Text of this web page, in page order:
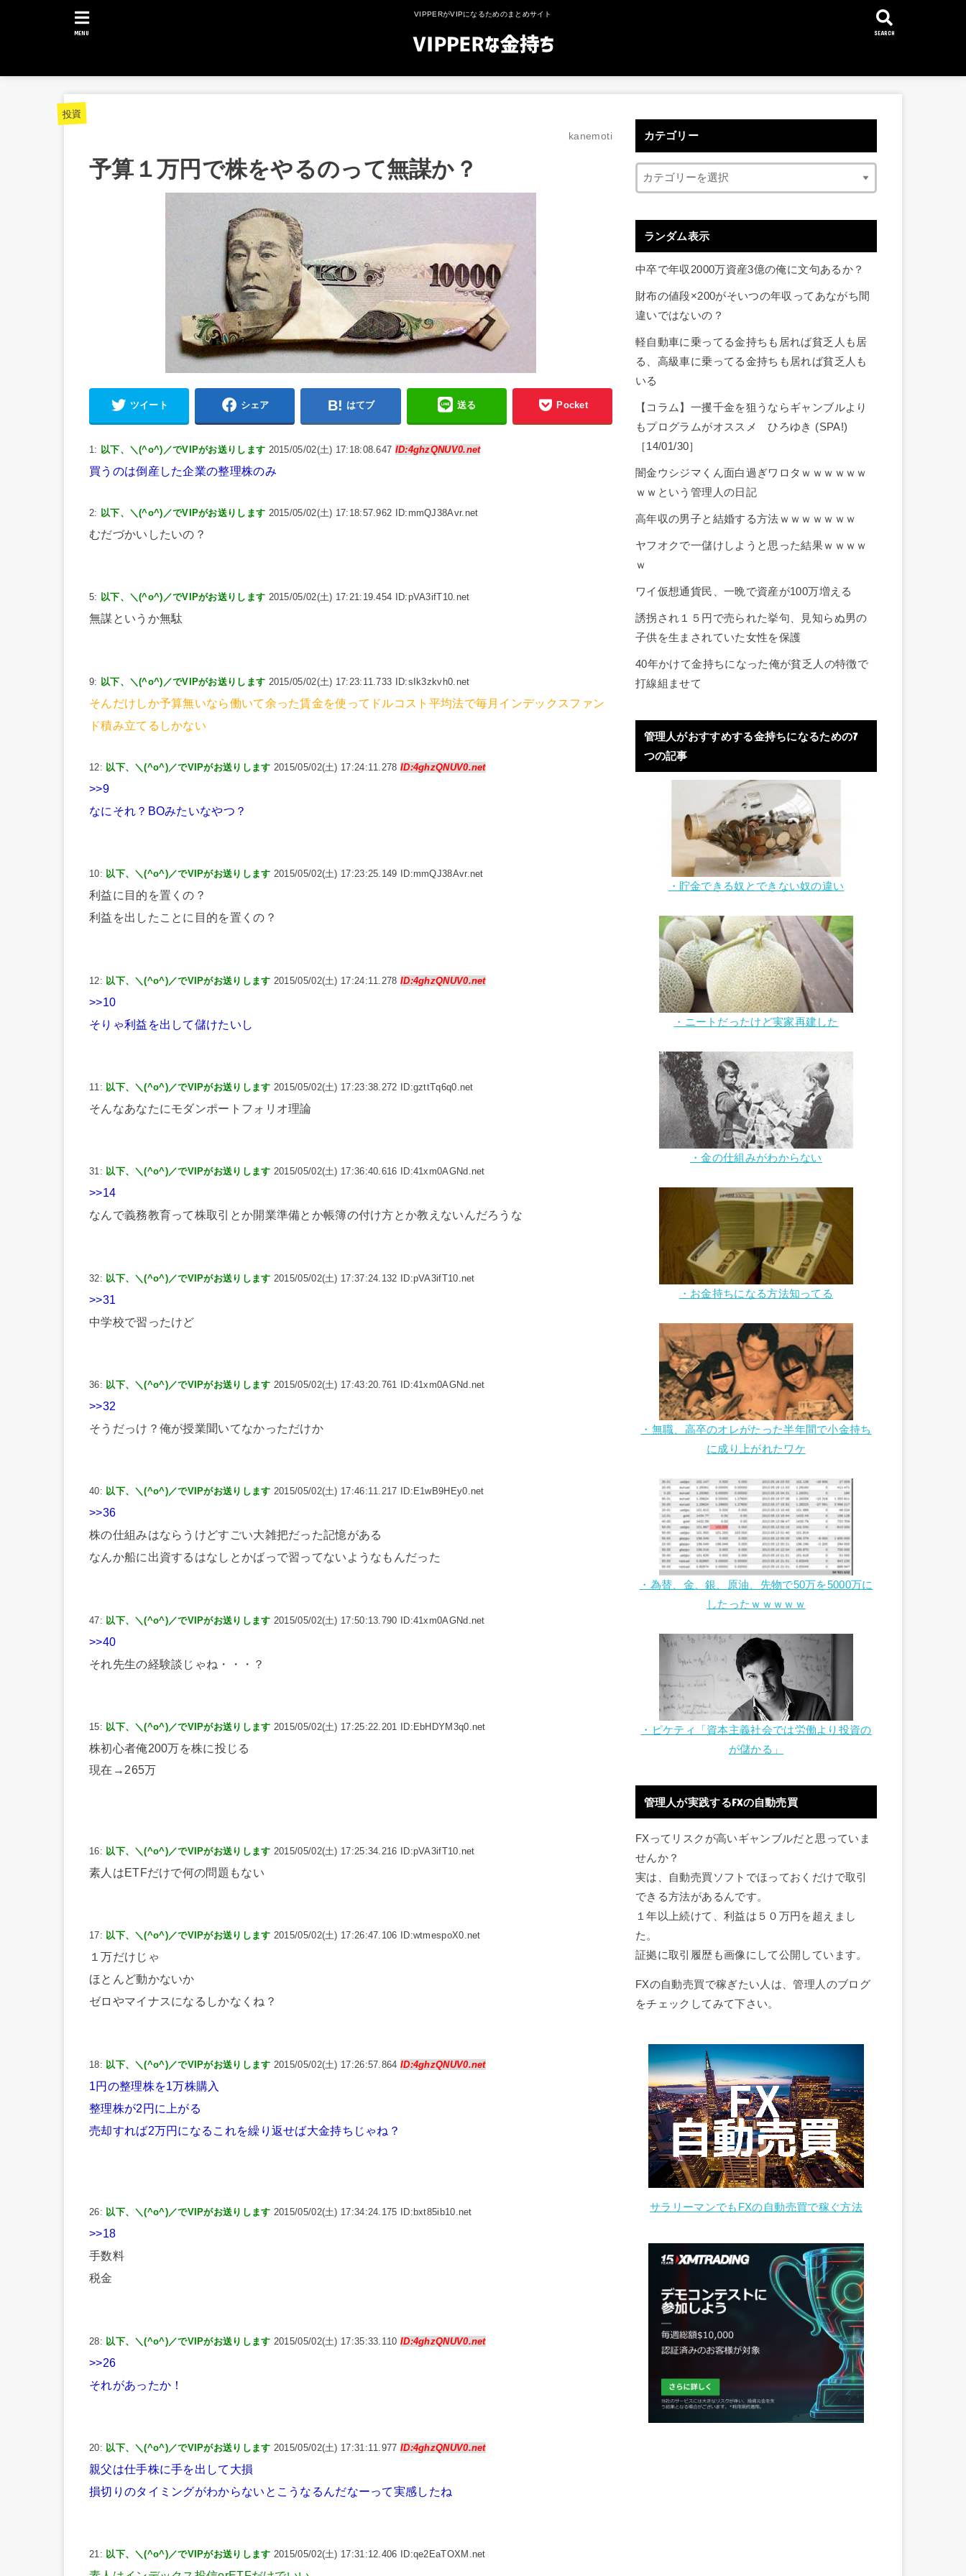
VIPPERがVIPになるためのまとめサイト
SEARCH
MENU
投資
kanemoti
予算１万円で株をやるのって無謀か？
ツイート シェア はてブ 送る Pocket
1: 以下、＼(^o^)／でVIPがお送りします 2015/05/02(土) 17:18:08.647 ID:4ghzQNUV0.net
買うのは倒産した企業の整理株のみ
2: 以下、＼(^o^)／でVIPがお送りします 2015/05/02(土) 17:18:57.962 ID:mmQJ38Avr.net
むだづかいしたいの？
5: 以下、＼(^o^)／でVIPがお送りします 2015/05/02(土) 17:21:19.454 ID:pVA3ifT10.net
無謀というか無駄
9: 以下、＼(^o^)／でVIPがお送りします 2015/05/02(土) 17:23:11.733 ID:sIk3zkvh0.net
そんだけしか予算無いなら働いて余った賃金を使ってドルコスト平均法で毎月インデックスファン
ド積み立てるしかない
12: 以下、＼(^o^)／でVIPがお送りします 2015/05/02(土) 17:24:11.278 ID:4ghzQNUV0.net
>>9
なにそれ？BOみたいなやつ？
10: 以下、＼(^o^)／でVIPがお送りします 2015/05/02(土) 17:23:25.149 ID:mmQJ38Avr.net
利益に目的を置くの？
利益を出したことに目的を置くの？
12: 以下、＼(^o^)／でVIPがお送りします 2015/05/02(土) 17:24:11.278 ID:4ghzQNUV0.net
>>10
そりゃ利益を出して儲けたいし
11: 以下、＼(^o^)／でVIPがお送りします 2015/05/02(土) 17:23:38.272 ID:gzttTq6q0.net
そんなあなたにモダンポートフォリオ理論
31: 以下、＼(^o^)／でVIPがお送りします 2015/05/02(土) 17:36:40.616 ID:41xm0AGNd.net
>>14
なんで義務教育って株取引とか開業準備とか帳簿の付け方とか教えないんだろうな
32: 以下、＼(^o^)／でVIPがお送りします 2015/05/02(土) 17:37:24.132 ID:pVA3ifT10.net
>>31
中学校で習ったけど
36: 以下、＼(^o^)／でVIPがお送りします 2015/05/02(土) 17:43:20.761 ID:41xm0AGNd.net
>>32
そうだっけ？俺が授業聞いてなかっただけか
40: 以下、＼(^o^)／でVIPがお送りします 2015/05/02(土) 17:46:11.217 ID:E1wB9HEy0.net
>>36
株の仕組みはならうけどすごい大雑把だった記憶がある
なんか船に出資するはなしとかばっで習ってないようなもんだった
47: 以下、＼(^o^)／でVIPがお送りします 2015/05/02(土) 17:50:13.790 ID:41xm0AGNd.net
>>40
それ先生の経験談じゃね・・・？
15: 以下、＼(^o^)／でVIPがお送りします 2015/05/02(土) 17:25:22.201 ID:EbHDYM3q0.net
株初心者俺200万を株に投じる
現在→265万
16: 以下、＼(^o^)／でVIPがお送りします 2015/05/02(土) 17:25:34.216 ID:pVA3ifT10.net
素人はETFだけで何の問題もない
17: 以下、＼(^o^)／でVIPがお送りします 2015/05/02(土) 17:26:47.106 ID:wtmespoX0.net
１万だけじゃ
ほとんど動かないか
ゼロやマイナスになるしかなくね？
18: 以下、＼(^o^)／でVIPがお送りします 2015/05/02(土) 17:26:57.864 ID:4ghzQNUV0.net
1円の整理株を1万株購入
整理株が2円に上がる
売却すれば2万円になるこれを繰り返せば大金持ちじゃね？
26: 以下、＼(^o^)／でVIPがお送りします 2015/05/02(土) 17:34:24.175 ID:bxt85ib10.net
>>18
手数料
税金
28: 以下、＼(^o^)／でVIPがお送りします 2015/05/02(土) 17:35:33.110 ID:4ghzQNUV0.net
>>26
それがあったか！
20: 以下、＼(^o^)／でVIPがお送りします 2015/05/02(土) 17:31:11.977 ID:4ghzQNUV0.net
親父は仕手株に手を出して大損
損切りのタイミングがわからないとこうなるんだなーって実感したね
21: 以下、＼(^o^)／でVIPがお送りします 2015/05/02(土) 17:31:12.406 ID:qe2EaTOXM.net
カテゴリー
ランダム表示
中卒で年収2000万資産3億の俺に文句あるか？
財布の値段×200がそいつの年収ってあながち間
違いではないの？
軽自動車に乗ってる金持ちも居れば貧乏人も居
る、高級車に乗ってる金持ちも居れば貧乏人も
いる
【コラム】一攫千金を狙うならギャンブルより
もプログラムがオススメ ひろゆき (SPA!)
［14/01/30］
闇金ウシジマくん面白過ぎワロタｗｗｗｗｗｗ
ｗｗという管理人の日記
高年収の男子と結婚する方法ｗｗｗｗｗｗｗ
ヤフオクで一儲けしようと思った結果ｗｗｗｗ
ｗ
ワイ仮想通貨民、一晩で資産が100万増える
誘拐され１５円で売られた挙句、見知らぬ男の
子供を生まされていた女性を保護
40年かけて金持ちになった俺が貧乏人の特徴で
打線組ませて
管理人がおすすめする金持ちになるための7
つの記事
・貯金できる奴とできない奴の違い
・ニートだったけど実家再建した
・金の仕組みがわからない
・お金持ちになる方法知ってる
・無職、高卒のオレがたった半年間で小金持ち
に成り上がれたワケ
・為替、金、銀、原油、先物で50万を5000万に
したったｗｗｗｗｗ
・ピケティ「資本主義社会では労働より投資の
が儲かる」
管理人が実践するFXの自動売買
FXってリスクが高いギャンブルだと思っていま
せんか？
実は、自動売買ソフトでほっておくだけで取引
できる方法があるんです。
１年以上続けて、利益は５０万円を超えまし
た。
証拠に取引履歴も画像にして公開しています。
FXの自動売買で稼ぎたい人は、管理人のブログ
をチェックしてみて下さい。
サラリーマンでもFXの自動売買で稼ぐ方法